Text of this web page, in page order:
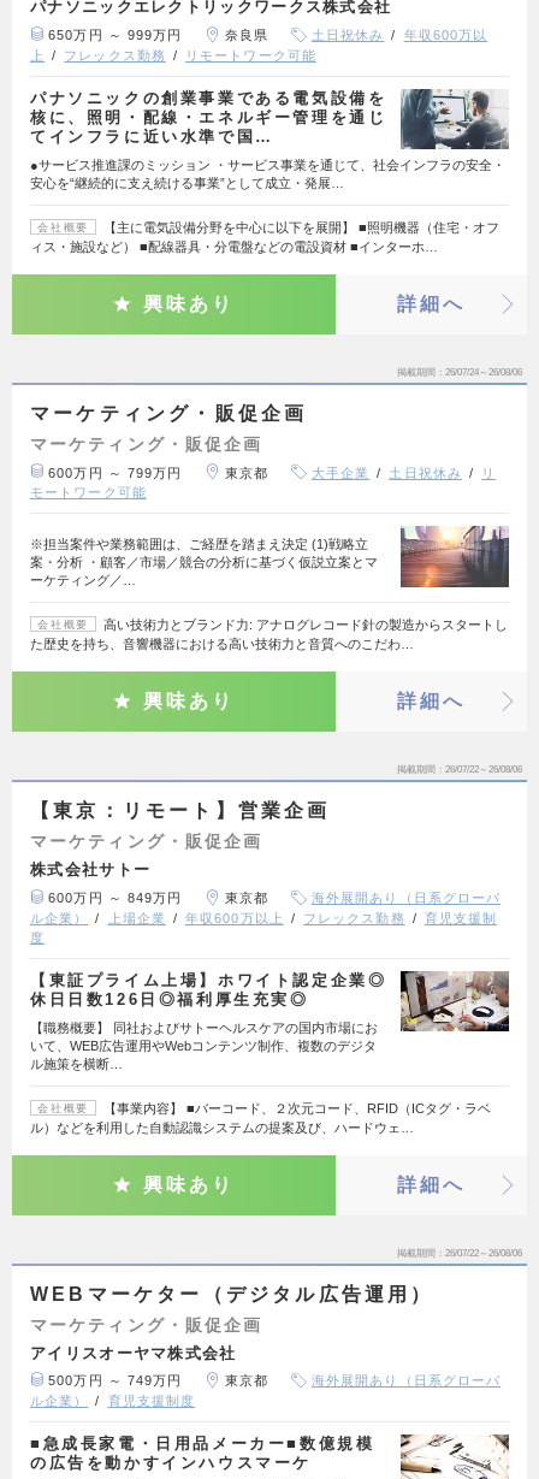
パナソニックエレクトリックワークス株式会社
650万円 ～ 999万円 奈良県 土日祝休み
年収600万以
上
フレックス勤務 リモートワーク可能
パナソニックの創業事業である電気設備を
核に、照明・配線・エネルギー管理を通じ
てインフラに近い水準で国…
●サービス推進課のミッション ・サービス事業を通じて、社会インフラの安全・
安心を“継続的に支え続ける事業”として成立・発展…
会社概要
【主に電気設備分野を中心に以下を展開】 ■照明機器（住宅・オフ
ィス・施設など） ■配線器具・分電盤などの電設資材 ■インターホ…
興味あり 詳細へ
掲載期間 26/07/24～26/08/06
マーケティング・販促企画
マーケティング・販促企画
600万円 ～ 799万円 東京都 大手企業 土日祝休み
リ
モートワーク可能
※担当案件や業務範囲は、ご経歴を踏まえ決定 (1)戦略立
案・分析 ・顧客／市場／競合の分析に基づく仮説立案とマ
ーケティング／…
会社概要
高い技術力とブランド力: アナログレコード針の製造からスタートし
た歴史を持ち、音響機器における高い技術力と音質へのこだわ…
興味あり 詳細へ
掲載期間 26/07/22～26/08/06
【東京：リモート】営業企画
マーケティング・販促企画
株式会社サトー
600万円 ～ 849万円 東京都
海外展開あり（日系グローバ
ル企業）
上場企業 年収600万以上 フレックス勤務
育児支援制
度
【東証プライム上場】ホワイト認定企業◎
休日日数126日◎福利厚生充実◎
【職務概要】 同社およびサトーヘルスケアの国内市場にお
いて、WEB広告運用やWebコンテンツ制作、複数のデジタ
ル施策を横断…
会社概要
【事業内容】 ■バーコード、２次元コード、RFID（ICタグ・ラベ
ル）などを利用した自動認識システムの提案及び、ハードウェ…
興味あり 詳細へ
掲載期間 26/07/22～26/08/06
WEBマーケター（デジタル広告運用）
マーケティング・販促企画
アイリスオーヤマ株式会社
500万円 ～ 749万円 東京都
海外展開あり（日系グローバ
ル企業）
育児支援制度
■急成長家電・日用品メーカー■数億規模
の広告を動かすインハウスマーケ